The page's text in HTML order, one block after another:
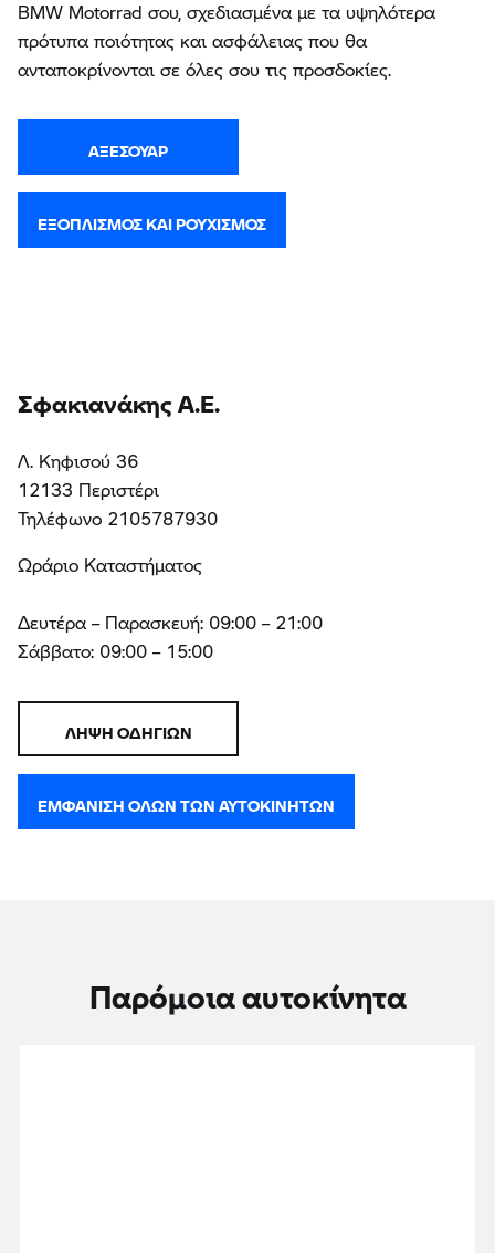
BMW Motorrad σου, σχεδιασμένα με τα υψηλότερα
πρότυπα ποιότητας και ασφάλειας που θα
ανταποκρίνονται σε όλες σου τις προσδοκίες.
ΑΞΕΣΟΥΆΡ
ΕΞΟΠΛΙΣΜΌΣ ΚΑΙ ΡΟΥΧΙΣΜΌΣ
Σφακιανάκης Α.Ε.
Λ. Κηφισού 36
12133 Περιστέρι
Τηλέφωνο 2105787930
Ωράριο Καταστήματος
Δευτέρα – Παρασκευή: 09:00 – 21:00
Σάββατο: 09:00 – 15:00
ΛΉΨΗ ΟΔΗΓΙΏΝ
ΕΜΦΆΝΙΣΗ ΌΛΩΝ ΤΩΝ ΑΥΤΟΚΙΝΉΤΩΝ
Παρόμοια αυτοκίνητα